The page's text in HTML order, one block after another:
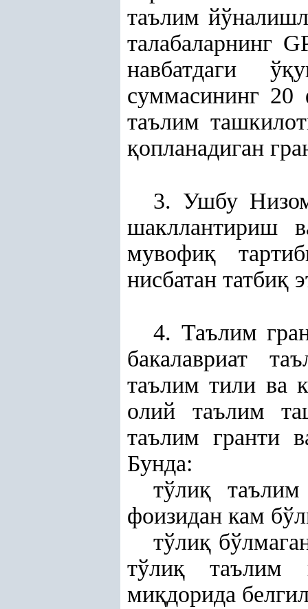
таълим
талабаларнинг
навбатдаги ўқ
суммасининг 20
таълим
қопланадиган
3. Ушбу
шакллантириш
мувофиқ
нисбатан татбиқ
4. Таълим
бакалавриат
таълим тили ва
олий таълим
таълим гранти
Бунда:
тўлиқ
фоизидан кам
тўлиқ
тўлиқ таълим
миқдорида